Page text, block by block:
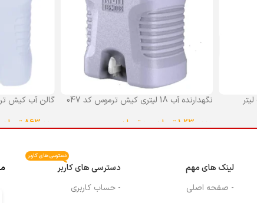
نگهدارنده آب 18 لیتری کیش ترموس کد 047
1,230,000تومان تومان
گالن آب کیش
863,000 تومان
لینک های مهم
- صفحه اصلی
دسترسی های کاربر
دسترسی های کاربر
- حساب کاربری